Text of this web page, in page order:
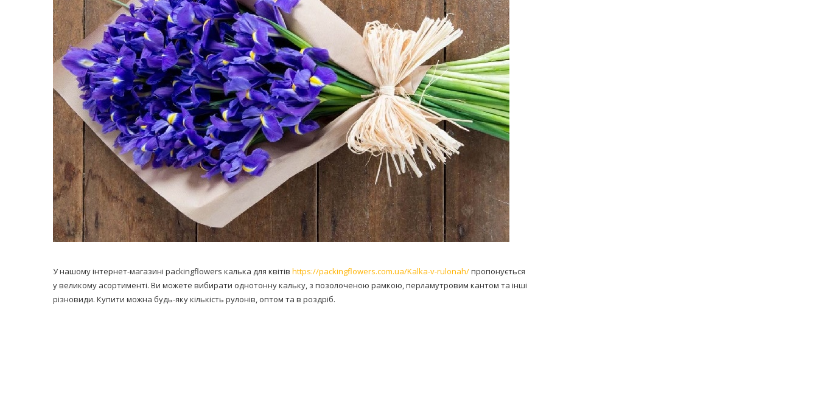
У нашому інтернет-магазині packingflowers калька для квітів https://packingflowers.com.ua/Kalka-v-rulonah/пропонується
у великому асортименті. Ви можете вибирати однотонну кальку, з позолоченою рамкою, перламутровим кантом та інші
різновиди. Купити можна будь-яку кількість рулонів, оптом та в роздріб.